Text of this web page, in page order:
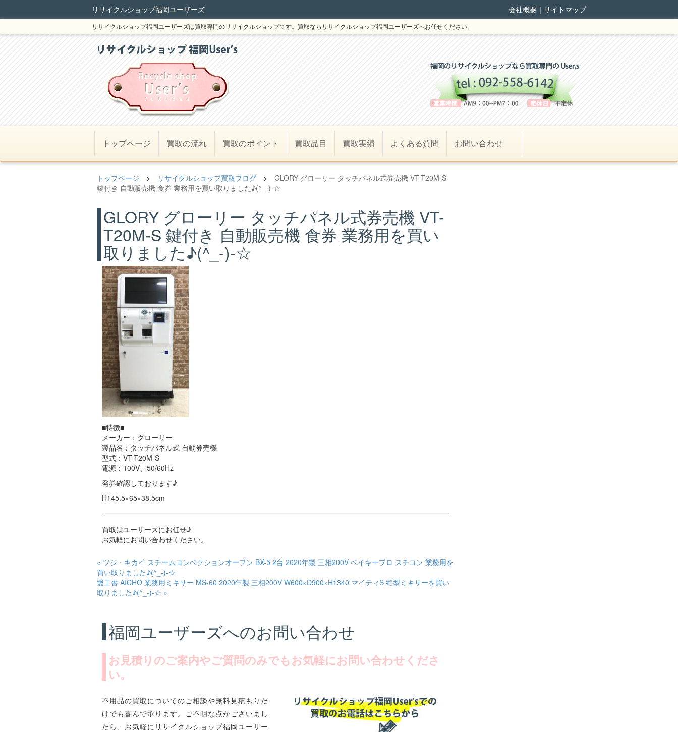
リサイクルショップ福岡ユーザーズ 会社概要｜ サイトマップ
リサイクルショップ福岡ユーザーズは買取専門のリサイクルショップです。買取ならリサイクルショップ福岡ユーザーズへお任せください。
トップページ 買取の流れ 買取のポイント 買取品目 買取実績 よくある質問 お問い合わせ
トップページ > リサイクルショップ買取ブログ > GLORY グローリー タッチパネル式券売機 VT-T20M-S
鍵付き 自動販売機 食券 業務用を買い取りました♪(^_-)-☆
GLORY グローリー タッチパネル式券売機 VT-
T20M-S 鍵付き 自動販売機 食券 業務用を買い
取りました♪(^_-)-☆
■特徴■
メーカー：グローリー
製品名：タッチパネル式 自動券売機
型式：VT-T20M-S
電源：100V、50/60Hz
発券確認しております♪
H145.5×65×38.5cm
買取はユーザーズにお任せ♪
お気軽にお問い合わせください。
« ツジ・キカイ スチームコンベクションオーブン BX-5 2台 2020年製 三相200V ベイキープロ スチコン 業務用を
買い取りました♪(^_-)-☆
愛工舎 AICHO 業務用ミキサー MS-60 2020年製 三相200V W600×D900×H1340 マイティS 縦型ミキサーを買い
取りました♪(^_-)-☆ »
福岡ユーザーズへのお問い合わせ
お見積りのご案内やご質問のみでもお気軽にお問い合わせくださ
い。
不用品の買取についてのご相談や無料見積もりだ
けでも喜んで承ります。ご不明な点がございまし
たら、お気軽にリサイクルショップ福岡ユーザー